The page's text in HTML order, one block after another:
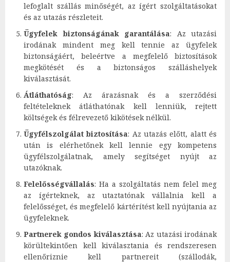
lefoglalt szállás minőségét, az ígért szolgáltatásokat
és az utazás részleteit.
Ügyfelek biztonságának garantálása: Az utazási
irodának mindent meg kell tennie az ügyfelek
biztonságáért, beleértve a megfelelő biztosítások
megkötését és a biztonságos szálláshelyek
kiválasztását.
Átláthatóság: Az árazásnak és a szerződési
feltételeknek átláthatónak kell lenniük, rejtett
költségek és félrevezető kikötések nélkül.
Ügyfélszolgálat biztosítása: Az utazás előtt, alatt és
után is elérhetőnek kell lennie egy kompetens
ügyfélszolgálatnak, amely segítséget nyújt az
utazóknak.
Felelősségvállalás: Ha a szolgáltatás nem felel meg
az ígérteknek, az utaztatónak vállalnia kell a
felelősséget, és megfelelő kártérítést kell nyújtania az
ügyfeleknek.
Partnerek gondos kiválasztása: Az utazási irodának
körültekintően kell kiválasztania és rendszeresen
ellenőriznie kell partnereit (szállodák,